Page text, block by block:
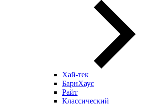
Хай-тек
БарнХаус
Райт
Классический